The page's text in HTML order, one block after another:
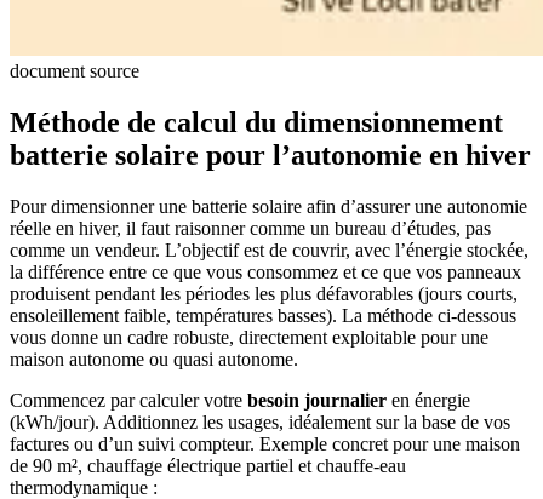
document source
Méthode de calcul du dimensionnement
batterie solaire pour l’autonomie en hiver
Pour dimensionner une batterie solaire afin d’assurer une autonomie
réelle en hiver, il faut raisonner comme un bureau d’études, pas
comme un vendeur. L’objectif est de couvrir, avec l’énergie stockée,
la différence entre ce que vous consommez et ce que vos panneaux
produisent pendant les périodes les plus défavorables (jours courts,
ensoleillement faible, températures basses). La méthode ci-dessous
vous donne un cadre robuste, directement exploitable pour une
maison autonome ou quasi autonome.
Commencez par calculer votre besoin journalier en énergie
(kWh/jour). Additionnez les usages, idéalement sur la base de vos
factures ou d’un suivi compteur. Exemple concret pour une maison
de 90 m², chauffage électrique partiel et chauffe-eau
thermodynamique :